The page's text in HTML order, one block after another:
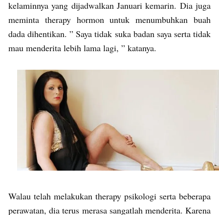
kelaminnya yang dijadwalkan Januari kemarin. Dia juga
meminta therapy hormon untuk menumbuhkan buah
dada dihentikan. ” Saya tidak suka badan saya serta tidak
mau menderita lebih lama lagi, ” katanya.
Walau telah melakukan therapy psikologi serta beberapa
perawatan, dia terus merasa sangatlah menderita. Karena